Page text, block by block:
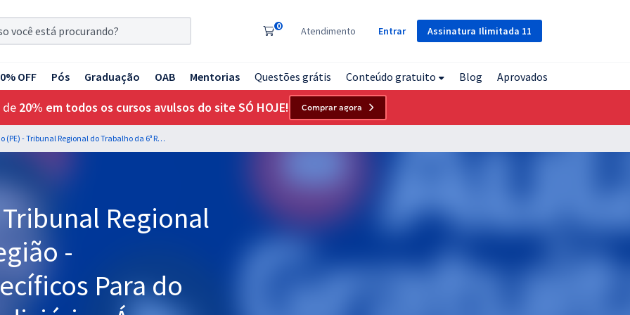
Assinatura Ilimitada 11
0 Atendimento Entrar
OFF Pós Graduação OAB Mentorias Questões grátis Conteúdo gratuito Blog Aprovados
de 20% em todos os cursos avulsos do site SÓ HOJE! Comprar agora
TRT 6ª Região (PE) - Tribunal Regional do Trabalho da 6ª Região - Conhecimentos Específicos Para do Cargo de Analista Judiciário - Área Judiciária - Especialidade Oficial de Justiça Avaliador Federal
Tribunal Regional
-
Para do